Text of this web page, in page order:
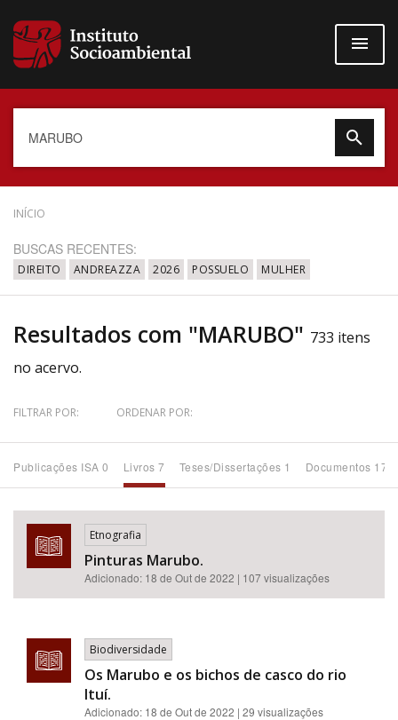
para
conteúdo
Data do Documento
Até
Tema
Área de Levantamento
INÍCIO
BUSCAS RECENTES:
DIREITO ANDREAZZA 2026 POSSUELO MULHER
Resultados com "MARUBO" 733 itens
no acervo.
FILTRAR POR: ORDENAR POR:
Publicações ISA 0 Livros 7 Teses/Dissertações 1 Documentos 17
Etnografia
Pinturas Marubo.
Adicionado: 18 de Out de 2022 | 107 visualizações
Biodiversidade
Os Marubo e os bichos de casco do rio
Ituí.
Adicionado: 18 de Out de 2022 | 29 visualizações